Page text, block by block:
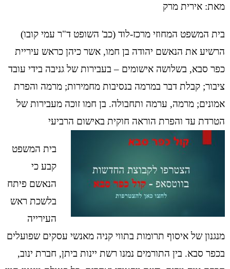
מאת: אירית מרק
בית המשפט המחוזי מרכז-לוד (כב' השופט ד"ר עמי קובו)
הרשיע את הנאשם יהודה בן חמו, אשר כיהן כראש עיריית
כפר סבא, בשלושה אישומים – בעבירות של גניבה בידי עובד
ציבור; קבלת דבר במרמה בנסיבות מחמירות; מרמה והפרת
אמונים; מרמה, ערמה ותחבולה. בן חמו זוכה מעבירות של
הטרדת עד והפרת הוראה חוקית באישום הרביעי
בית המשפט
קבע כי
הנאשם פיתח
בלשכת ראש
העירייה
מנגנון של איסוף תרומות בתווי קניה מאנשי עסקים שפועלים
בכפר סבא. בין התורמים נמנו רשת יינות ביתן, חברת ינוב,